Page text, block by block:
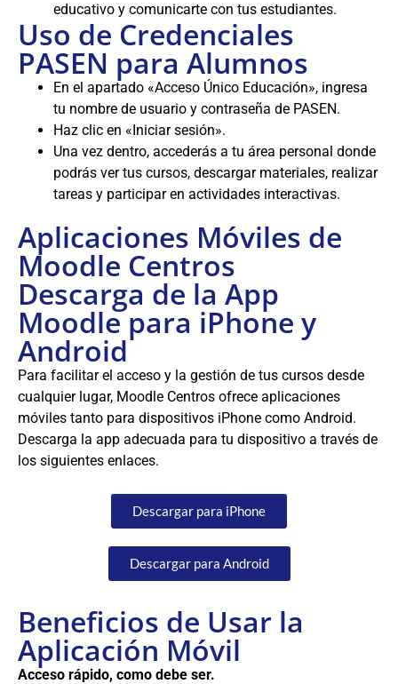
educativo y comunicarte con tus estudiantes.
Uso de Credenciales
PASEN para Alumnos
En el apartado «Acceso Único Educación», ingresa
tu nombre de usuario y contraseña de PASEN.
Haz clic en «Iniciar sesión».
Una vez dentro, accederás a tu área personal donde
podrás ver tus cursos, descargar materiales, realizar
tareas y participar en actividades interactivas.
Aplicaciones Móviles de
Moodle Centros
Descarga de la App
Moodle para iPhone y
Android
Para facilitar el acceso y la gestión de tus cursos desde
cualquier lugar, Moodle Centros ofrece aplicaciones
móviles tanto para dispositivos iPhone como Android.
Descarga la app adecuada para tu dispositivo a través de
los siguientes enlaces.
Descargar para iPhone
Descargar para Android
Beneficios de Usar la
Aplicación Móvil
Acceso rápido, como debe ser.